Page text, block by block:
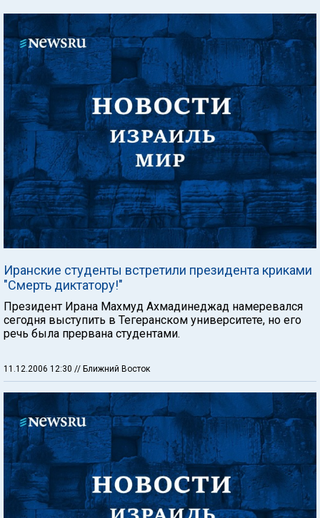
Иранские студенты встретили президента криками
"Смерть диктатору!"
Президент Ирана Махмуд Ахмадинеджад намеревался
сегодня выступить в Тегеранском университете, но его
речь была прервана студентами.
11.12.2006 12:30 // Ближний Восток